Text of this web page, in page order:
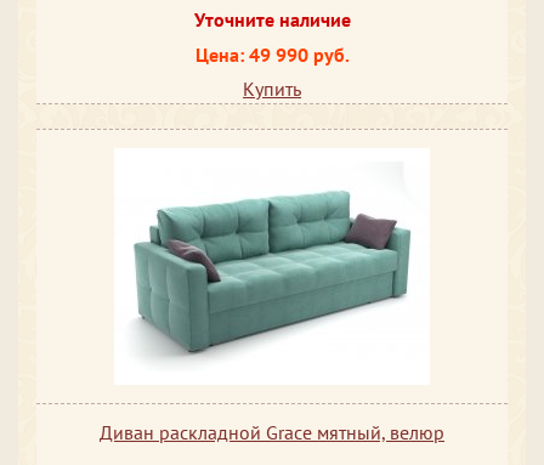
Уточните наличие
Цена: 49 990 руб.
Купить
Диван раскладной Grace мятный, велюр